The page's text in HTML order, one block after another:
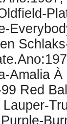
Amalia
Red
Lauper-